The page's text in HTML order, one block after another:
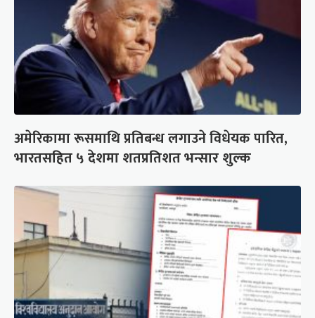
अमेरिकामा रूसमाथि प्रतिबन्ध लगाउने विधेयक पारित,
भारतसहित ५ देशमा शतप्रतिशत भन्सार शुल्क